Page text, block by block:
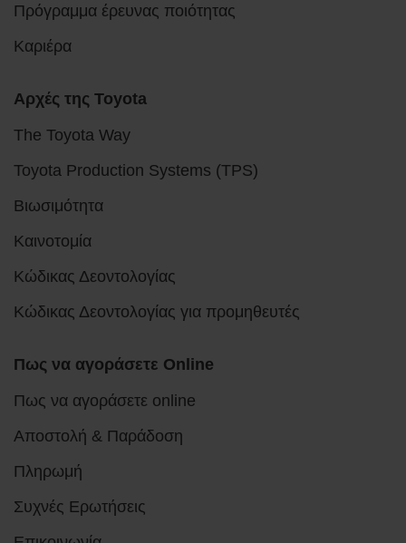
Πρόγραμμα έρευνας ποιότητας
Καριέρα
Αρχές της Toyota
The Toyota Way
Toyota Production Systems (TPS)
Βιωσιμότητα
Καινοτομία
Κώδικας Δεοντολογίας
Κώδικας Δεοντολογίας για προμηθευτές
Πως να αγοράσετε Online
Πως να αγοράσετε online
Αποστολή & Παράδοση
Πληρωμή
Συχνές Ερωτήσεις